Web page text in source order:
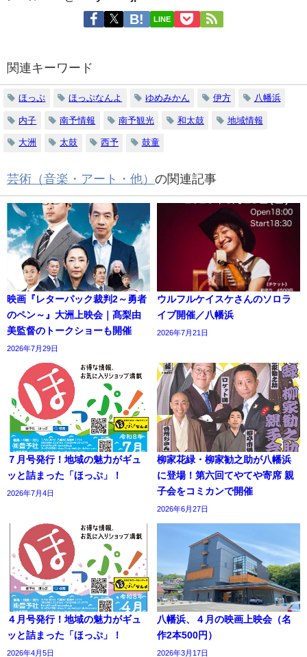
LINE
関連キーワード
ほっぷ ほっぷなんよ ゆめみかん 伊方 八幡浜
内子 南予情報 南予観光 和太鼓 地域情報
大洲 太鼓 西予 鼓童
芸術（音楽・アート・他） の関連記事
映画『レターパック裁判2～勇者
のペン～』大洲上映会｜髙梨由
美監督のトークショーも開催
2026年7月29日
ウルフルケイスケさんのソロラ
イブ開催／八幡浜
2026年7月21日
７月号発行！地域の魅力がギュ
ッと詰まった「ほっぷ」！
2026年7月4日
柳家花緑・柳家勧之助が八幡浜
に登場！第六回てやてや寄席 親
子会をコミカンで開催
2026年6月27日
４月号発行！地域の魅力がギュ
ッと詰まった「ほっぷ」！
2026年4月5日
八幡浜、４月の映画上映会（名
作2本500円）
2026年3月17日